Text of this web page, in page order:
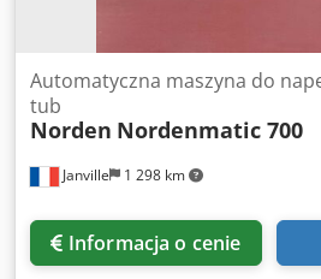
Janville 1 298 km
Automatyczna maszyna do
tub
Norden Nordenmatic 700
Informacja o cenie